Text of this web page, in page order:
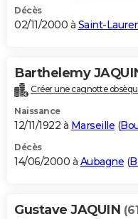
Décès
02/11/2000 à Saint-
Barthelemy
Créer une cagnotte
Naissance
12/11/1922 à Marseille (
Décès
14/06/2000 à Aubagne (
Gustave JAQUIN